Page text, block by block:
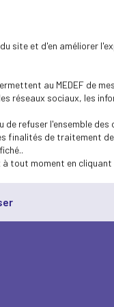
site et d'en améliorer
au MEDEF de
réseaux sociaux, les
de refuser l'ensemble
finalités de traitement
tout moment en cliquant